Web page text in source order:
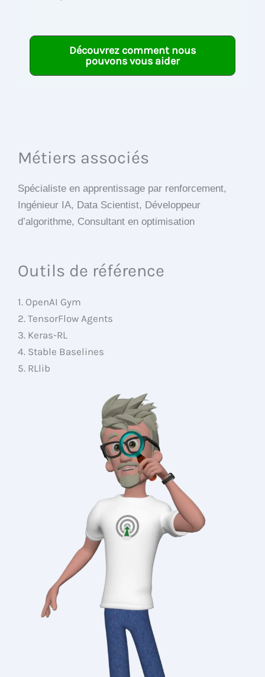
Découvrez comment nous
pouvons vous aider
Métiers associés
Spécialiste en apprentissage par renforcement,
Ingénieur IA, Data Scientist, Développeur
d’algorithme, Consultant en optimisation
Outils de référence
1. OpenAI Gym
2. TensorFlow Agents
3. Keras-RL
4. Stable Baselines
5. RLlib